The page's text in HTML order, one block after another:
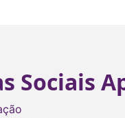
Sociais